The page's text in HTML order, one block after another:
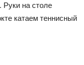
Руки на столе
катаем теннисный